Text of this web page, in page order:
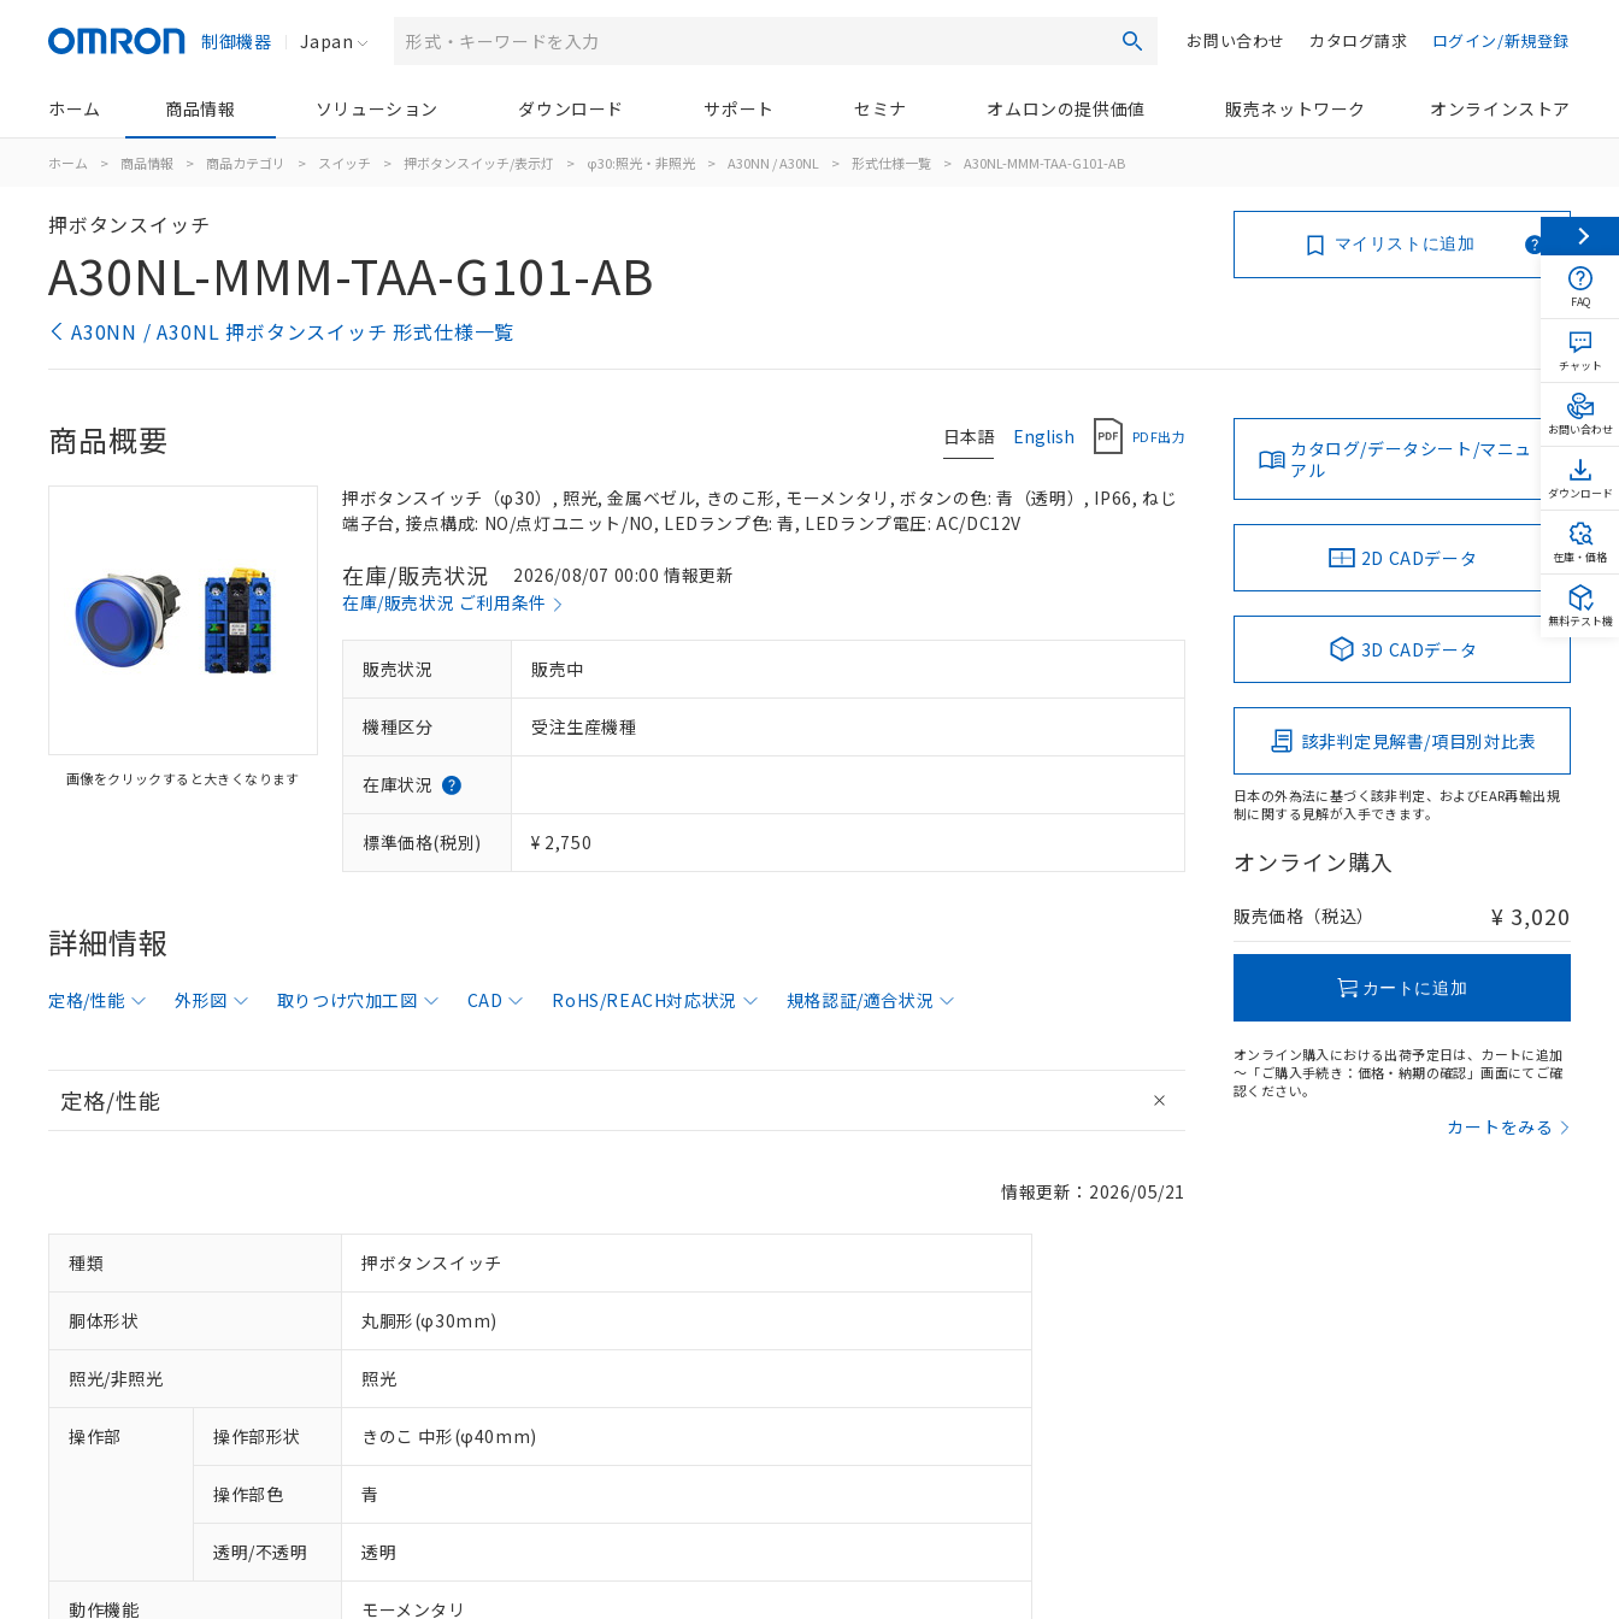
制御機器 Japan 検索 ログイン/新規登録
カタログ請求
お問い合わせ
ホーム 商品情報 ソリューション ダウンロード サポート セミナ オムロンの提供価値 販売ネットワーク オンラインストア
ホーム > 商品情報 > 商品カテゴリ > スイッチ > 押ボタンスイッチ/表示灯 > φ30:照光・非照光 > A30NN / A30NL > 形式仕様一覧 > A30NL-MMM-TAA-G101-AB
押ボタンスイッチ
A30NL-MMM-TAA-G101-AB
A30NN / A30NL 押ボタンスイッチ 形式仕様一覧
マイリストに追加
日本語 English PDF出力
商品概要
画像をクリックすると大きくなります
押ボタンスイッチ（φ30）, 照光, 金属ベゼル, きのこ形, モーメンタリ, ボタンの色: 青（透明）, IP66, ねじ
端子台, 接点構成: NO/点灯ユニット/NO, LEDランプ色: 青, LEDランプ電圧: AC/DC12V
在庫/販売状況
2026/08/07 00:00 情報更新
在庫/販売状況 ご利用条件
販売状況 販売中
機種区分 受注生産機種
在庫状況
標準価格(税別) ¥ 2,750
詳細情報
定格/性能 外形図 取りつけ穴加工図 CAD RoHS/REACH対応状況 規格認証/適合状況
定格/性能
情報更新：2026/05/21
種類 押ボタンスイッチ
胴体形状 丸胴形(φ30mm)
照光/非照光 照光
操作部 操作部形状 きのこ 中形(φ40mm)
操作部色 青
透明/不透明 透明
動作機能 モーメンタリ
カタログ/データシート/マニュ
アル
2D CADデータ
3D CADデータ
該非判定見解書/項目別対比表
日本の外為法に基づく該非判定、およびEAR再輸出規
制に関する見解が入手できます。
オンライン購入
販売価格（税込） ¥ 3,020
カートに追加
オンライン購入における出荷予定日は、カートに追加
～「ご購入手続き：価格・納期の確認」画面にてご確
認ください。
カートをみる
FAQ
チャット
お問い合わせ
ダウンロード
在庫・価格
無料テスト機